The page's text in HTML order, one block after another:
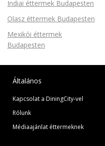
Indiai éttermek Budapesten
Olasz éttermek Budapesten
Mexikói éttermek
Budapesten
Általános
Kapcsolat a DiningCity-vel
Rólunk
Médiaajánlat éttermeknek